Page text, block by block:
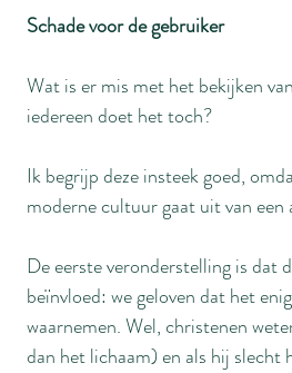
Schade voor de gebruiker
Wat is er mis met het bekijken
iedereen doet het toch?
Ik begrijp deze insteek goed,
moderne cultuur gaat uit van
De eerste veronderstelling is dat
beïnvloed: we geloven dat het
waarnemen. Wel, christenen
dan het lichaam) en als hij slecht